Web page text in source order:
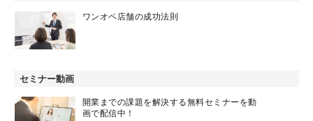
ワンオペ店舗の成功法則
セミナー動画
開業までの課題を解決する無料セミナーを動
画で配信中！